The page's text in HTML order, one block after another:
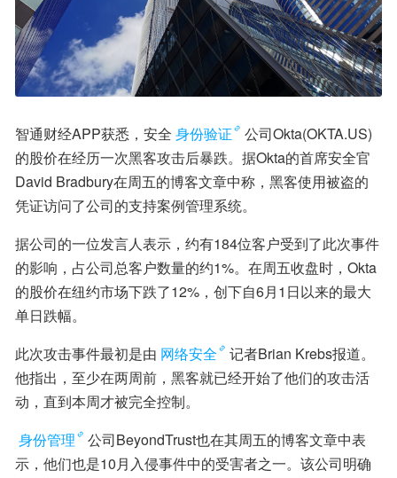
智通财经APP获悉，安全 身份验证
公司Okta(OKTA.US)
的股价在经历一次黑客攻击后暴跌。据Okta的首席安全官
David Bradbury在周五的博客文章中称，黑客使用被盗的
凭证访问了公司的支持案例管理系统。
据公司的一位发言人表示，约有184位客户受到了此次事件
的影响，占公司总客户数量的约1%。在周五收盘时，Okta
的股价在纽约市场下跌了12%，创下自6月1日以来的最大
单日跌幅。
此次攻击事件最初是由 网络安全
记者Brian Krebs报道。
他指出，至少在两周前，黑客就已经开始了他们的攻击活
动，直到本周才被完全控制。
身份管理
公司BeyondTrust也在其周五的博客文章中表
示，他们也是10月入侵事件中的受害者之一。该公司明确